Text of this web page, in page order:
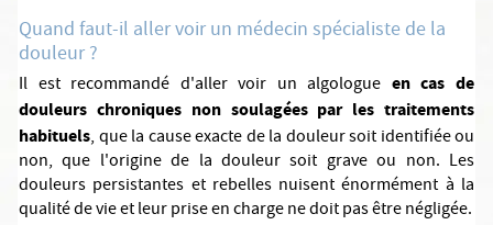
Quand faut-il aller voir un médecin spécialiste de la
douleur ?
Il est recommandé d'aller voir un algologue en cas de
douleurs chroniques non soulagées par les traitements
habituels, que la cause exacte de la douleur soit identifiée ou
non, que l'origine de la douleur soit grave ou non. Les
douleurs persistantes et rebelles nuisent énormément à la
qualité de vie et leur prise en charge ne doit pas être négligée.